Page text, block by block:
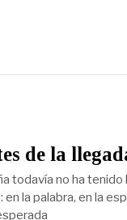
de la
todavía no ha tenido
la palabra, en la